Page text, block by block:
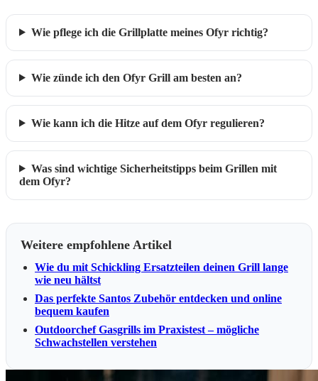
Wie pflege ich die Grillplatte meines Ofyr richtig?
Wie zünde ich den Ofyr Grill am besten an?
Wie kann ich die Hitze auf dem Ofyr regulieren?
Was sind wichtige Sicherheitstipps beim Grillen mit
dem Ofyr?
Weitere empfohlene Artikel
Wie du mit Schickling Ersatzteilen deinen Grill lange
wie neu hältst
Das perfekte Santos Zubehör entdecken und online
bequem kaufen
Outdoorchef Gasgrills im Praxistest – mögliche
Schwachstellen verstehen